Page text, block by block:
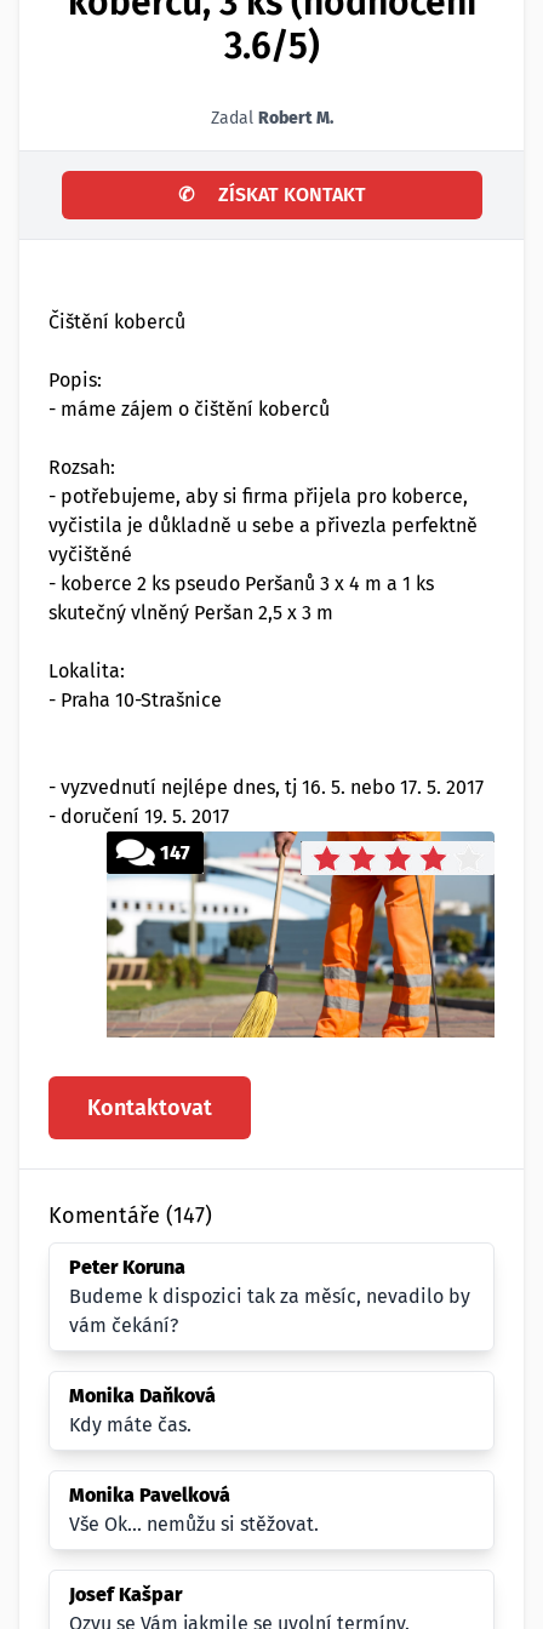
3.6/5)
Zadal Robert M.
✆ ZÍSKAT KONTAKT
Čištění koberců
Popis:
- máme zájem o čištění koberců
Rozsah:
- potřebujeme, aby si firma přijela pro koberce,
vyčistila je důkladně u sebe a přivezla perfektně
vyčištěné
- koberce 2 ks pseudo Peršanů 3 x 4 m a 1 ks
skutečný vlněný Peršan 2,5 x 3 m
Lokalita:
- Praha 10-Strašnice
- vyzvednutí nejlépe dnes, tj 16. 5. nebo 17. 5. 2017
- doručení 19. 5. 2017
147
Kontaktovat
Komentáře (147)
Peter Koruna
Budeme k dispozici tak za měsíc, nevadilo by
vám čekání?
Monika Daňková
Kdy máte čas.
Monika Pavelková
Vše Ok... nemůžu si stěžovat.
Josef Kašpar
Ozvu se Vám jakmile se uvolní termíny.